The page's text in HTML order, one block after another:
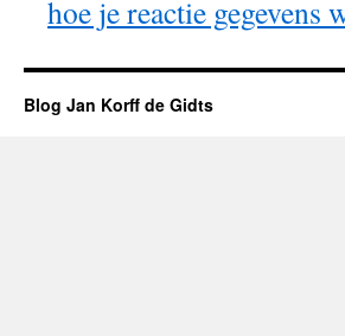
hoe je reactie gegevens
Blog Jan Korff de Gidts